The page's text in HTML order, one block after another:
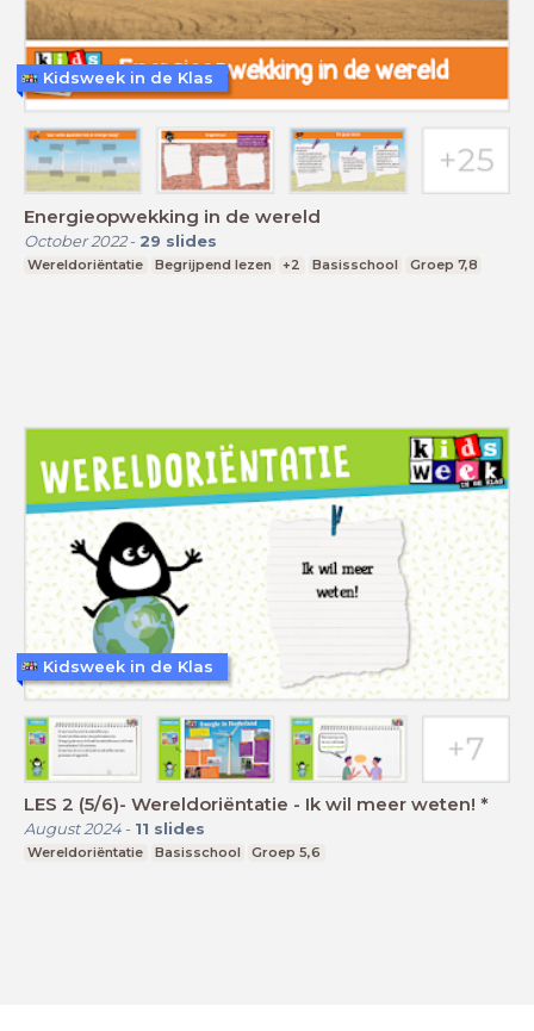
Energieopwekking in de wereld
October 2022- 29 slides
Wereldoriëntatie Begrijpend lezen +2 Basisschool Groep 7,8
Kidsweek in de Klas
LES 2 (5/6)- Wereldoriëntatie - Ik wil meer weten! *
August 2024- 11 slides
Wereldoriëntatie Basisschool Groep 5,6
Kidsweek in de Klas